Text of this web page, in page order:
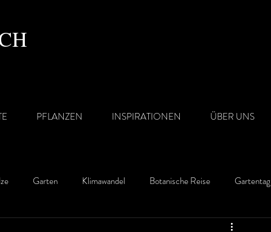
PFLANZEN INSPIRATIONEN ÜBER UNS
Garten Klimawandel Botanische Reise Gartentag